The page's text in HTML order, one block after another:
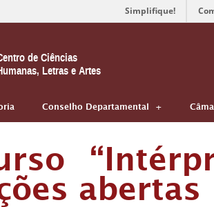
Simplifique!
de Ciências
Letras e Artes
Conselho Departamental
abertas